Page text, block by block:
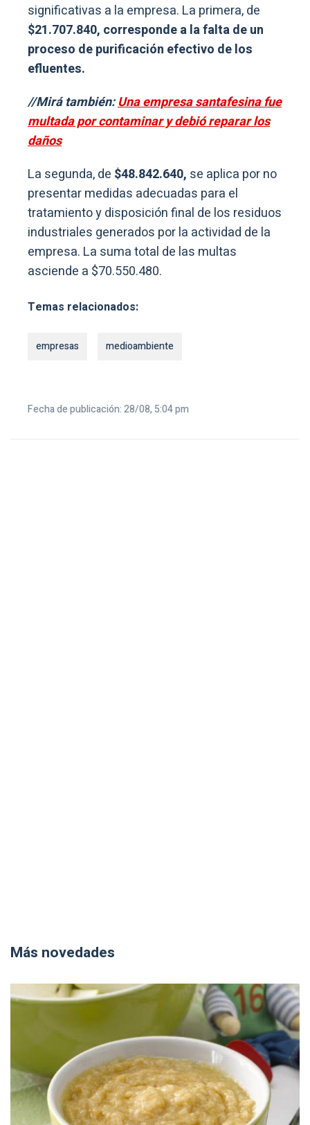
significativas a la empresa. La primera, de
$21.707.840, corresponde a la falta de un
proceso de purificación efectivo de los
efluentes.
//Mirá también:Una empresa santafesina fue
multada por contaminar y debió reparar los
daños
La segunda, de $48.842.640, se aplica por no
presentar medidas adecuadas para el
tratamiento y disposición final de los residuos
industriales generados por la actividad de la
empresa. La suma total de las multas
asciende a $70.550.480.
Temas relacionados:
empresas medioambiente
Fecha de publicación: 28/08, 5:04 pm
Más novedades